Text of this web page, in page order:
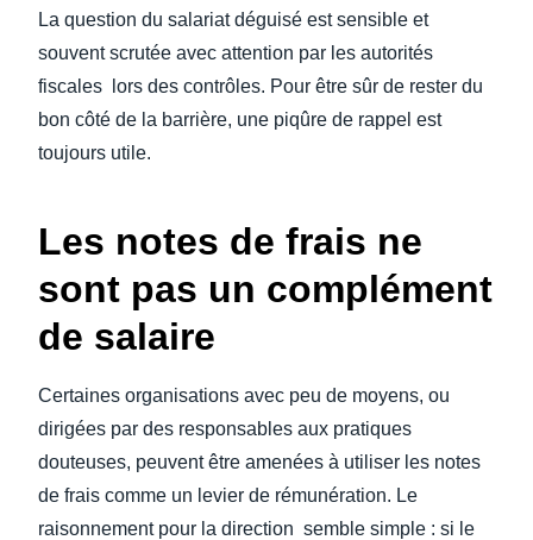
La question du salariat déguisé est sensible et
souvent scrutée avec attention par les autorités
fiscales lors des contrôles. Pour être sûr de rester du
bon côté de la barrière, une piqûre de rappel est
toujours utile.
Les notes de frais ne
sont pas un complément
de salaire
Certaines organisations avec peu de moyens, ou
dirigées par des responsables aux pratiques
douteuses, peuvent être amenées à utiliser les notes
de frais comme un levier de rémunération. Le
raisonnement pour la direction semble simple : si le